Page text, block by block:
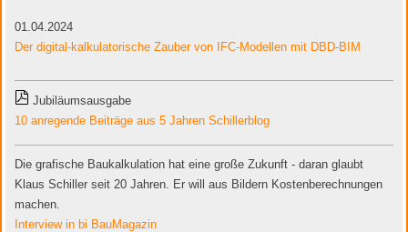
01.04.2024
Der digital-kalkulatorische Zauber von IFC-Modellen mit DBD-BIM
Jubiläumsausgabe
10 anregende Beiträge aus 5 Jahren Schillerblog
Die grafische Baukalkulation hat eine große Zukunft - daran glaubt
Klaus Schiller seit 20 Jahren. Er will aus Bildern Kostenberechnungen
machen.
Interview in bi BauMagazin